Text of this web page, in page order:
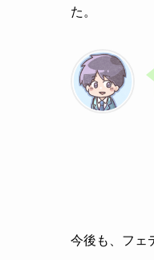
た。
今後も、フェ